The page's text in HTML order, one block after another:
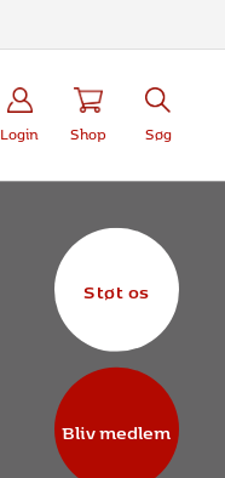
Støt os
Bliv medlem
Login Shop Søg